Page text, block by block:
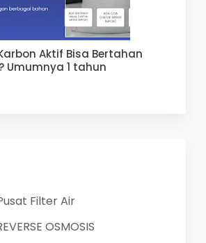
Aktif Bisa Bertahan
Umumnya 1 tahun
Filter Air
OSMOSIS